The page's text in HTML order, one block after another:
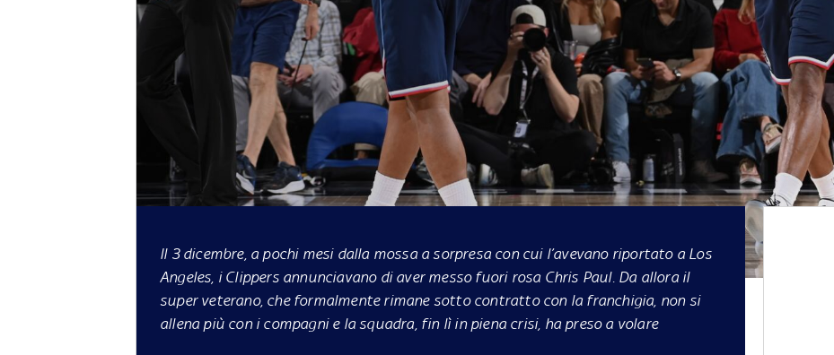
Il 3 dicembre, a pochi mesi dalla mossa a sorpresa con cui l’avevano riportato a Los
Angeles, i Clippers annunciavano di aver messo fuori rosa Chris Paul. Da allora il
super veterano, che formalmente rimane sotto contratto con la franchigia, non si
allena più con i compagni e la squadra, fin lì in piena crisi, ha preso a volare